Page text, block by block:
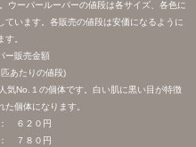
ウーパールーパーの値段は各サイズ、各色に
ています。各販売の値段は安価になるように
す。
ー販売金額
匹あたりの値段)
気No.１の個体です。白い肌に黒い目が特徴
個体になります。
６２０円
７８０円